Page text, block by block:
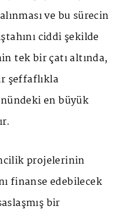
ve bu sürecin
ciddi şekilde
tek bir çatı altında,
şeffaflıkla
en büyük
projelerinin
finanse edebilecek
bir